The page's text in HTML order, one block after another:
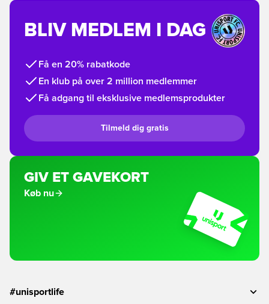
BLIV MEDLEM I DAG
Få en 20% rabatkode
En klub på over 2 million medlemmer
Få adgang til eksklusive medlemsprodukter
Tilmeld dig gratis
GIV ET GAVEKORT
Køb nu
#unisportlife